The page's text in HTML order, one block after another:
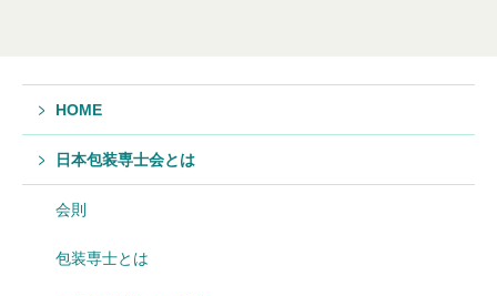
HOME
日本包装専士会とは
会則
包装専士とは